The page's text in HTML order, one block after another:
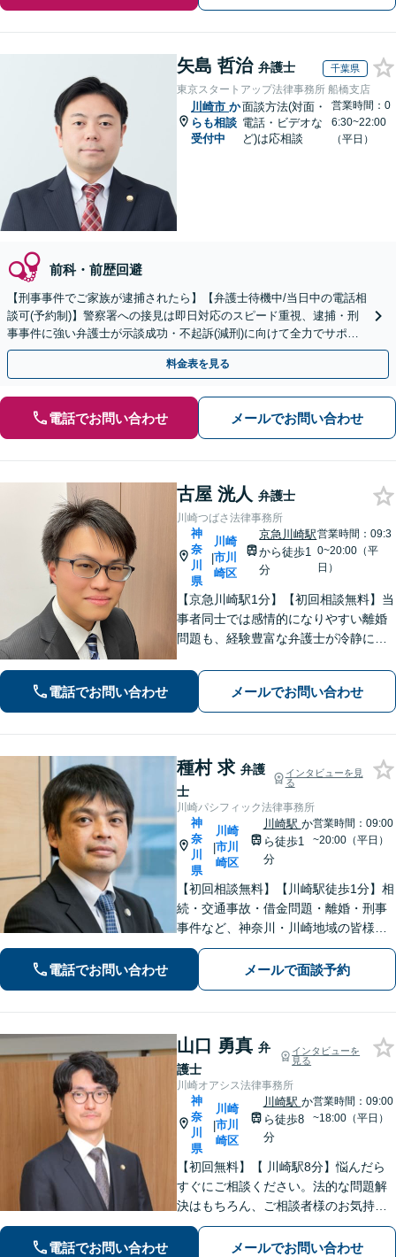
矢島 哲治 弁護士 千葉県
東京スタートアップ法律事務所 船橋支店
川崎市 か
らも相談
受付中
面談方法(対面・
電話・ビデオな
ど)は応相談
営業時間：0
6:30~22:00
（平日）
前科・前歴回避
【刑事事件でご家族が逮捕されたら】【弁護士待機中/当日中の電話相
談可(予約制)】警察署への接見は即日対応のスピード重視、逮捕・刑
事事件に強い弁護士が示談成功・不起訴(減刑)に向けて全力でサポー
トします。【加害者側の相談専門】
料金表を見る
電話でお問い合わせ メールでお問い合わせ
古屋 洸人 弁護士
川崎つばさ法律事務所
神
奈
川
県
|
川崎
市川
崎区
京急川崎駅
から徒歩1
分
営業時間：09:3
0~20:00（平
日）
【京急川崎駅1分】【初回相談無料】当
事者同士では感情的になりやすい離婚
問題も、経験豊富な弁護士が冷静に解
族」に発展する前に、ぜひ私にご相談
ください。ご家族の状況を整理し、最
適な解決策を一緒に見出しましょう。
電話でお問い合わせ メールでお問い合わせ
種村 求 弁護
士
インタビューを見
る
川崎パシフィック法律事務所
神
奈
川
県
|
川崎
市川
崎区
川崎駅 か
ら徒歩1
分
営業時間：09:00
~20:00（平日）
【初回相談無料】【川崎駅徒歩1分】相
続・交通事故・借金問題・離婚・刑事
事件など、神奈川・川崎地域の皆様の
法律問題を解決すべく、親身になって
取り組みます。クチコミ・リピーター
の方も多数。お気軽にお問い合わせ下
電話でお問い合わせ メールで面談予約
山口 勇真 弁
護士
インタビューを
見る
川崎オアシス法律事務所
神
奈
川
県
|
川崎
市川
崎区
川崎駅 か
ら徒歩8
分
営業時間：09:00
~18:00（平日）
【初回無料】【 川崎駅8分】悩んだら
すぐにご相談ください。法的な問題解
決はもちろん、ご相談者様のお気持ち
まで徹底サポートします。不安を和ら
げる「レスポンスの速さ」と「二人三
電話でお問い合わせ メールでお問い合わせ